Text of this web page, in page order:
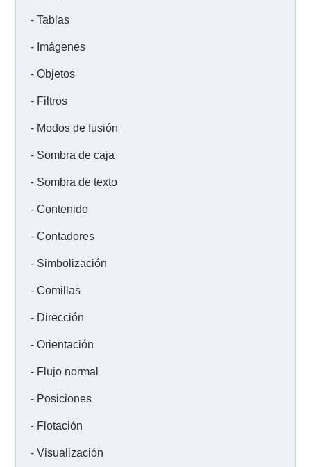
Tablas
Imágenes
Objetos
Filtros
Modos de fusión
Sombra de caja
Sombra de texto
Contenido
Contadores
Simbolización
Comillas
Dirección
Orientación
Flujo normal
Posiciones
Flotación
Visualización